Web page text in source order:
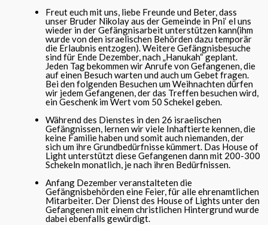
Freut euch mit uns, liebe Freunde und Beter, dass
unser Bruder Nikolay aus der Gemeinde in Pni‘ el uns
wieder in der Gefängnisarbeit unterstützen kann(ihm
wurde von den israelischen Behörden dazu temporär
die Erlaubnis entzogen). Weitere Gefängnisbesuche
sind für Ende Dezember, nach „Hanukah“ geplant.
Jeden Tag bekommen wir Anrufe von Gefangenen, die
auf einen Besuch warten und auch um Gebet fragen.
Bei den folgenden Besuchen um Weihnachten dürfen
wir jedem Gefangenen, der das Treffen besuchen wird,
ein Geschenk im Wert vom 50 Schekel geben.
Während des Dienstes in den 26 israelischen
Gefängnissen, lernen wir viele Inhaftierte kennen, die
keine Familie haben und somit auch niemanden, der
sich um ihre Grundbedürfnisse kümmert. Das House of
Light unterstützt diese Gefangenen dann mit 200-300
Schekeln monatlich, je nach ihren Bedürfnissen.
Anfang Dezember veranstalteten die
Gefängnisbehörden eine Feier, für alle ehrenamtlichen
Mitarbeiter. Der Dienst des House of Lights unter den
Gefangenen mit einem christlichen Hintergrund wurde
dabei ebenfalls gewürdigt.